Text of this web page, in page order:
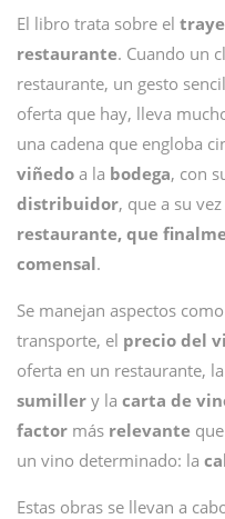
El libro trata sobre el
restaurante. Cuando un
restaurante, un gesto
oferta que hay, lleva
una cadena que engloba
viñedo a la bodega, con
distribuidor, que a su vez
restaurante, que
comensal.
Se manejan aspectos
transporte, el precio del
oferta en un restaurante, la
sumiller y la carta de
factor más relevante
un vino determinado: la
Estas obras se llevan a